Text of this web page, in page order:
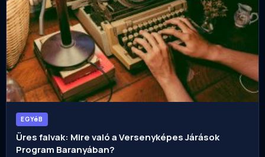
EGYéB
Üres falvak: Mire való a Versenyképes Járások
Program Baranyában?